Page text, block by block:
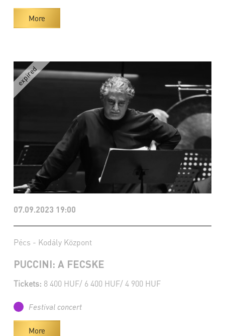
More
07.09.2023 19:00
Pécs - Kodály Központ
PUCCINI: A FECSKE
Tickets: 8 400 HUF/ 6 400 HUF/ 4 900 HUF
Festival concert
More